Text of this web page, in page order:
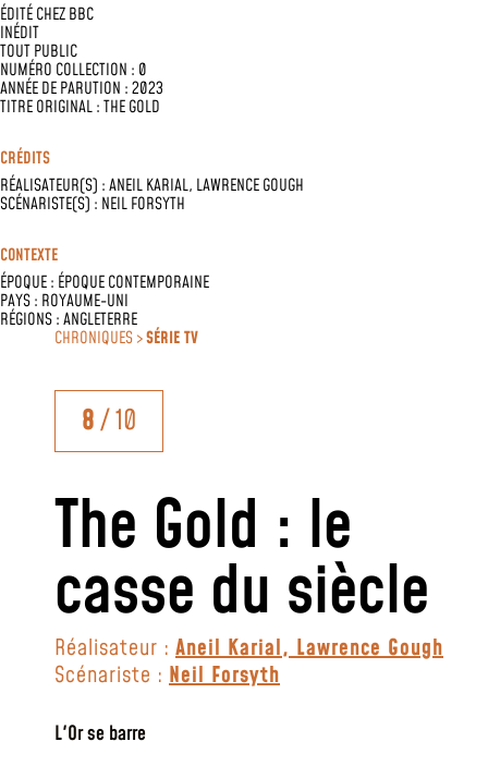
ÉDITÉ CHEZBBC
INÉDIT
TOUT PUBLIC
NUMÉRO COLLECTION : 0
ANNÉE DE PARUTION : 2023
TITRE ORIGINAL : THE GOLD
CRÉDITS
RÉALISATEUR(S) :ANEIL KARIAL, LAWRENCE GOUGH
SCÉNARISTE(S) : NEIL FORSYTH
CONTEXTE
ÉPOQUE : ÉPOQUE CONTEMPORAINE
PAYS : ROYAUME-UNI
RÉGIONS :ANGLETERRE
CHRONIQUES >SÉRIE TV
8/ 10
The Gold : le
casse du siècle
Réalisateur : Aneil Karial,Lawrence Gough
Scénariste : Neil Forsyth
L'Or se barre